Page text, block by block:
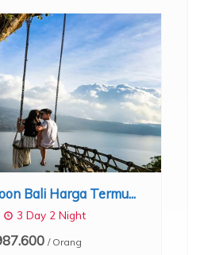
Bali Harga Termu...
3 Day 2 Night
/ Orang